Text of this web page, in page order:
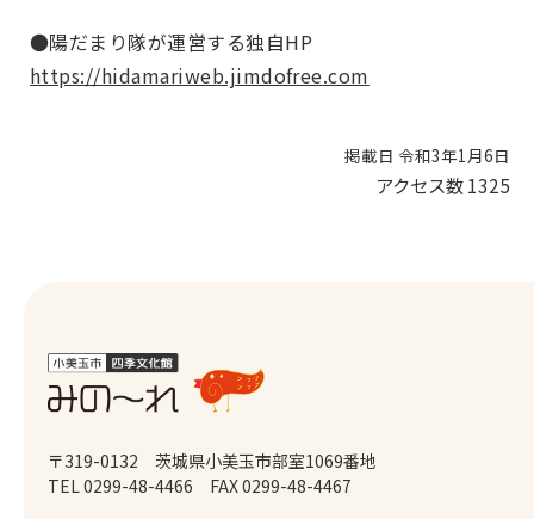
●陽だまり隊が運営する独自HP
https://hidamariweb.jimdofree.com
掲載日 令和3年1月6日
アクセス数1325
〒319-0132 茨城県小美玉市部室1069番地
TEL 0299-48-4466
FAX 0299-48-4467